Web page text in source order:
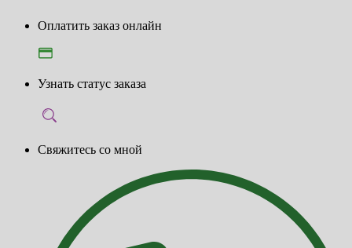
Оплатить заказ онлайн
Узнать статус заказа
Свяжитесь со мной